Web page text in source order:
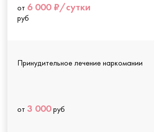
от 6 000 ₽/сутки
руб
Принудительное лечение наркомании
от 3 000руб